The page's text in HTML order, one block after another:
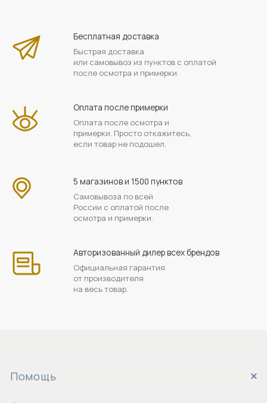
Бесплатная доставка
Быстрая доставка
или самовывоз из пунктов с оплатой
после осмотра и примерки.
Оплата после примерки
Оплата после осмотра и
примерки. Просто откажитесь,
если товар не подошел.
5 магазинов и 1500 пунктов
Самовывоза по всей
России с оплатой после
осмотра и примерки.
Авторизованный дилер всех брендов
Официальная гарантия
от производителя
на весь товар.
Помощь